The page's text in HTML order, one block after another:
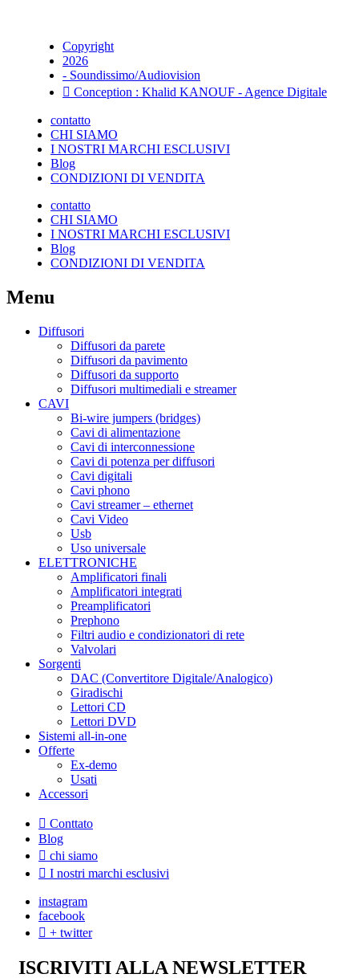
Copyright
2026
- Soundissimo/Audiovision
Conception : Khalid KANOUF - Agence Digitale
contatto
CHI SIAMO
I NOSTRI MARCHI ESCLUSIVI
Blog
CONDIZIONI DI VENDITA
contatto
CHI SIAMO
I NOSTRI MARCHI ESCLUSIVI
Blog
CONDIZIONI DI VENDITA
Menu
Diffusori
Diffusori da parete
Diffusori da pavimento
Diffusori da supporto
Diffusori multimediali e streamer
CAVI
Bi-wire jumpers (bridges)
Cavi di alimentazione
Cavi di interconnessione
Cavi di potenza per diffusori
Cavi digitali
Cavi phono
Cavi streamer – ethernet
Cavi Video
Usb
Uso universale
ELETTRONICHE
Amplificatori finali
Amplificatori integrati
Preamplificatori
Prephono
Filtri audio e condizionatori di rete
Valvolari
Sorgenti
DAC (Convertitore Digitale/Analogico)
Giradischi
Lettori CD
Lettori DVD
Sistemi all-in-one
Offerte
Ex-demo
Usati
Accessori
Conttato
Blog
chi siamo
I nostri marchi esclusivi
instagram
facebook
+ twitter
ISCRIVITI ALLA NEWSLETTER